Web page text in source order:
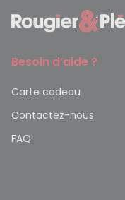
Besoin d’aide ?
Carte cadeau
Contactez-nous
FAQ